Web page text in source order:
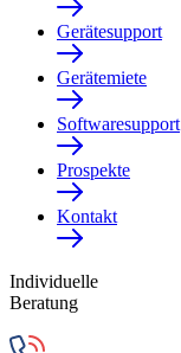
Gerätesupport
Gerätemiete
Softwaresupport
Prospekte
Kontakt
Individuelle
Beratung